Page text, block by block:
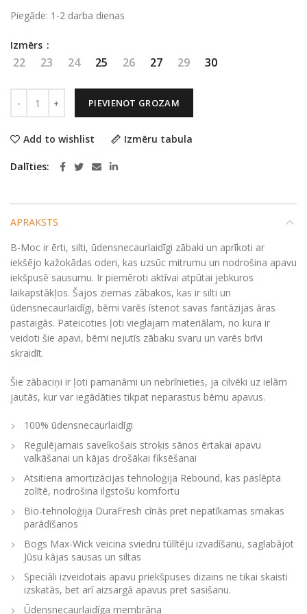
Piegāde: 1-2 darba dienas
Izmērs
22 23 24 25 26 27 29 30
PIEVIENOT GROZAM
Add to wishlist Izmēru tabula
Dalīties
APRAKSTS
B-Moc ir ērti, silti, ūdensnecaurlaidīgi zābaki un aprīkoti ar
iekšējo kažokādas oderi, kas uzsūc mitrumu un nodrošina apavu
iekšpusē sausumu. Ir piemēroti aktīvai atpūtai jebkuros
laikapstākļos. Šajos ziemas zābakos, kas ir silti un
ūdensnecaurlaidīgi, bērni varēs īstenot savas fantāzijas āras
pastaigās. Pateicoties ļoti vieglajam materiālam, no kura ir
veidoti šie apavi, bērni nejutīs zābaku svaru un varēs brīvi
skraidīt.
Šie zābaciņi ir ļoti pamanāmi un nebrīnieties, ja cilvēki uz ielām
jautās, kur var iegādāties tikpat neparastus bērnu apavus.
100% ūdensnecaurlaidīgi
Regulējamais savelkošais stroķis sānos ērtakai apavu
valkāšanai un kājas drošākai fiksēšanai
Atsitiena amortizācijas tehnoloģija Rebound, kas paslēpta
zolītē, nodrošina ilgstošu komfortu
Bio-tehnoloģija DuraFresh cīnās pret nepatīkamas smakas
parādīšanos
Bogs Max-Wick veicina sviedru tūlītēju izvadīšanu, saglabājot
Jūsu kājas sausas un siltas
Speciāli izveidotais apavu priekšpuses dizains ne tikai skaisti
izskatās, bet arī aizsargā apavus pret sasišanu.
Ūdensnecaurlaidīga membrāna